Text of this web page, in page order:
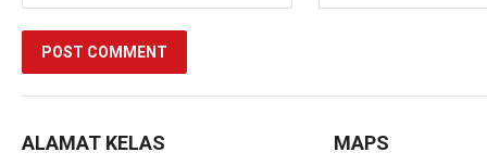
ALAMAT KELAS MAPS